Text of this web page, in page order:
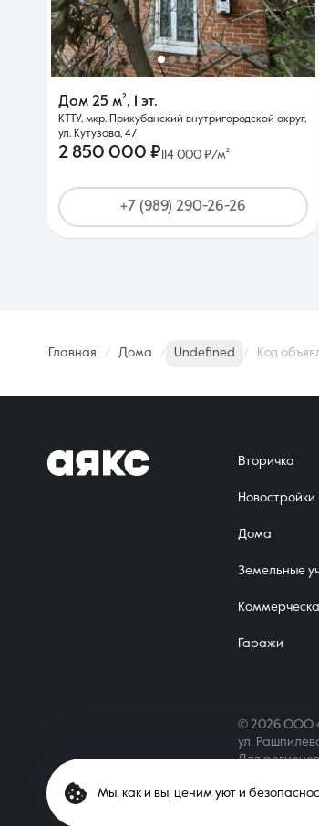
Дом 25 м², 1 эт.
КТТУ, мкр. Прикубанский внутригородской округ,
ул. Кутузова, 47
2 850 000 ₽ 114 000 ₽/м²
+7 (989) 290-26-26
Главная Дома Undefined Код
Вторичка
Новостройки
Дома
Земельные
Гаражи
© 2026 ООО
ул.
Для
Мы, как и вы, ценим уют и